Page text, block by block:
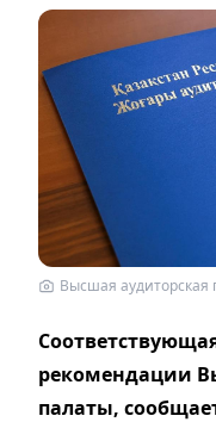
Высшая аудиторская
рекомендации
палаты,